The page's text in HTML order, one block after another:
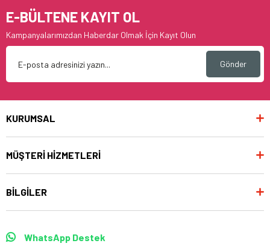
E-BÜLTENE KAYIT OL
Kampanyalarımızdan Haberdar Olmak İçin Kayıt Olun
Gönder
KURUMSAL
MÜŞTERİ HİZMETLERİ
BİLGİLER
WhatsApp Destek